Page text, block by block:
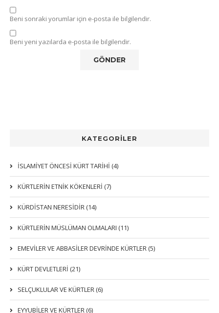
Beni sonraki yorumlar için e-posta ile bilgilendir.
Beni yeni yazılarda e-posta ile bilgilendir.
KATEGORİLER
İSLAMİYET ÖNCESİ KÜRT TARİHİ (4)
KÜRTLERIN ETNIK KÖKENLERI (7)
KÜRDİSTAN NERESİDİR (14)
KÜRTLERİN MÜSLÜMAN OLMALARI (11)
EMEVİLER VE ABBASİLER DEVRİNDE KÜRTLER (5)
KÜRT DEVLETLERİ (21)
SELÇUKLULAR VE KÜRTLER (6)
EYYUBİLER VE KÜRTLER (6)